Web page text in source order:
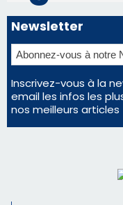
Régie publicitaire
Nous contacter
©